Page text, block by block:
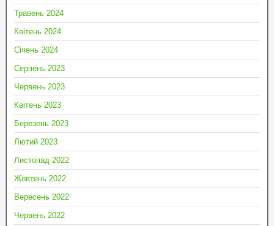
Травень 2024
Квітень 2024
Січень 2024
Серпень 2023
Червень 2023
Квітень 2023
Березень 2023
Лютий 2023
Листопад 2022
Жовтень 2022
Вересень 2022
Червень 2022